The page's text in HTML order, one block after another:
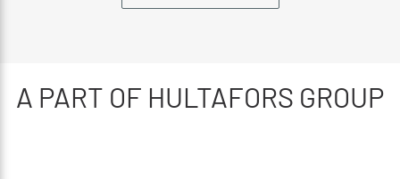
A PART OF HULTAFORS GROUP